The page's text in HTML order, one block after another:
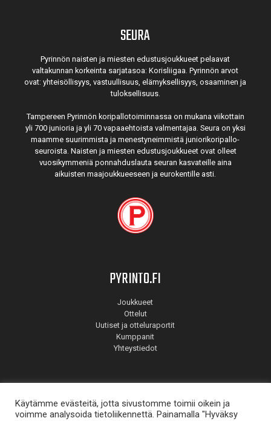
SEURA
Pyrinnön naisten ja miesten edustusjoukkueet pelaavat
valtakunnan korkeinta sarjatasoa: Korisliigaa. Pyrinnön arvot
ovat: yhteisöl­lisyys, vastuul­lisuus, elämyk­sellisyys, osaaminen ja
tulok­sellisuus.
Tampereen Pyrinnön kori­pallo­toimin­nassa on mukana viikottain
yli 700 junioria ja yli 70 vapaa­ehtoista valmen­tajaa. Seura on yksi
maamme suurim­mista ja menes­tyneim­mistä juni­ori­kori­pallo­
seuroista. Naisten ja miesten edustus­joukkueet ovat olleet
vuosi­kymmeniä ponnahdus­lauta seuran kasvateille aina
aikuisten maa­joukkueeseen ja euro­kentille asti.
PYRINTO.FI
Joukkueet
Ottelut
Uutiset ja otteluraportit
Kumppanit
Yhteystiedot
Käytämme evästeitä, jotta sivustomme toimii oikein ja
voimme analysoida tietoliikennettä. Painamalla "Hyväksy